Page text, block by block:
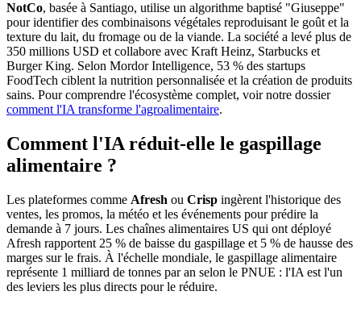
NotCo, basée à Santiago, utilise un algorithme baptisé "Giuseppe"
pour identifier des combinaisons végétales reproduisant le goût et la
texture du lait, du fromage ou de la viande. La société a levé plus de
350 millions USD et collabore avec Kraft Heinz, Starbucks et
Burger King. Selon Mordor Intelligence, 53 % des startups
FoodTech ciblent la nutrition personnalisée et la création de produits
sains. Pour comprendre l'écosystème complet, voir notre dossier
comment l'IA transforme l'agroalimentaire.
Comment l'IA réduit-elle le gaspillage
alimentaire ?
Les plateformes comme Afresh ou Crisp ingèrent l'historique des
ventes, les promos, la météo et les événements pour prédire la
demande à 7 jours. Les chaînes alimentaires US qui ont déployé
Afresh rapportent 25 % de baisse du gaspillage et 5 % de hausse des
marges sur le frais. À l'échelle mondiale, le gaspillage alimentaire
représente 1 milliard de tonnes par an selon le PNUE : l'IA est l'un
des leviers les plus directs pour le réduire.